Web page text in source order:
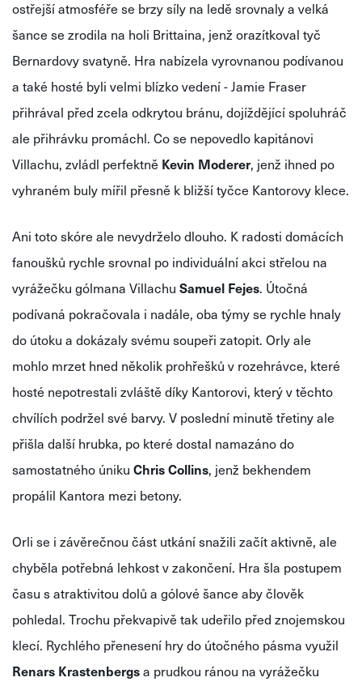
ostřejší atmosféře se brzy síly na ledě srovnaly a velká
šance se zrodila na holi Brittaina, jenž orazítkoval tyč
Bernardovy svatyně. Hra nabízela vyrovnanou podívanou
a také hosté byli velmi blízko vedení - Jamie Fraser
přihrával před zcela odkrytou bránu, dojíždějící spoluhráč
ale přihrávku promáchl. Co se nepovedlo kapitánovi
Villachu, zvládl perfektně Kevin Moderer, jenž ihned po
vyhraném buly mířil přesně k bližší tyčce Kantorovy klece.
Ani toto skóre ale nevydrželo dlouho. K radosti domácích
fanoušků rychle srovnal po individuální akci střelou na
vyrážečku gólmana Villachu Samuel Fejes. Útočná
podívaná pokračovala i nadále, oba týmy se rychle hnaly
do útoku a dokázaly svému soupeři zatopit. Orly ale
mohlo mrzet hned několik prohřešků v rozehrávce, které
hosté nepotrestali zvláště díky Kantorovi, který v těchto
chvílích podržel své barvy. V poslední minutě třetiny ale
přišla další hrubka, po které dostal namazáno do
samostatného úniku Chris Collins, jenž bekhendem
propálil Kantora mezi betony.
Orli se i závěrečnou část utkání snažili začít aktivně, ale
chyběla potřebná lehkost v zakončení. Hra šla postupem
času s atraktivitou dolů a gólové šance aby člověk
pohledal. Trochu překvapivě tak udeřilo před znojemskou
klecí. Rychlého přenesení hry do útočného pásma využil
Renars Krastenbergsa prudkou ránou na vyrážečku